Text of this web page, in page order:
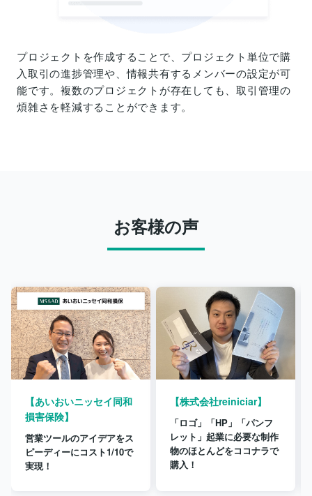
プロジェクトを作成することで、プロジェクト単位で購
入取引の進捗管理や、情報共有するメンバーの設定が可
能です。複数のプロジェクトが存在しても、取引管理の
煩雑さを軽減することができます。
お客様の声
【あいおいニッセイ同和
損害保険】
営業ツールのアイデアをス
ピーディーにコスト1/10で
実現！
【株式会社reiniciar】
「ロゴ」「HP」「パンフ
レット」起業に必要な制作
物のほとんどをココナラで
購入！